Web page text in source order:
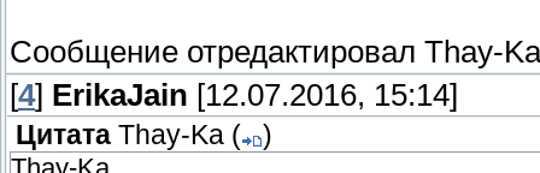
Сообщение отредактировал Thay-Ka
[4] ErikaJain [12.07.2016, 15:14]
Цитата Thay-Ka (
)